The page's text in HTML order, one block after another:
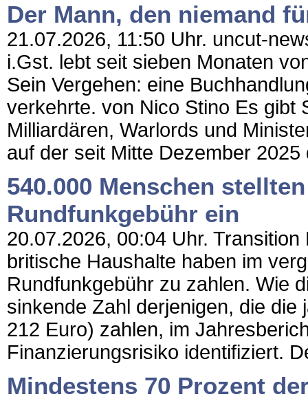
Der Mann, den niemand
21.07.2026, 11:50 Uhr. uncut-
i.Gst. lebt seit sieben Monaten
Sein Vergehen: eine
verkehrte. von Nico Stino Es gibt
Milliardären, Warlords und
auf der seit Mitte Dezember
540.000 Menschen
Rundfunkgebühr ein
20.07.2026, 00:04 Uhr.
britische Haushalte haben im
Rundfunkgebühr zu zahlen. Wie
sinkende Zahl derjenigen, die
212 Euro) zahlen, im
Finanzierungsrisiko identifiziert.
Mindestens 70 Prozent